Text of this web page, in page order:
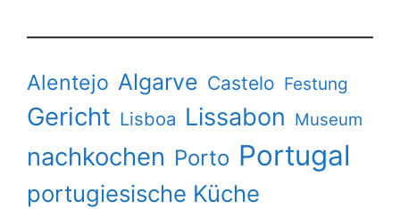
Alentejo Algarve Castelo Festung
Gericht Lisboa Lissabon Museum
nachkochen Porto Portugal
portugiesische Küche